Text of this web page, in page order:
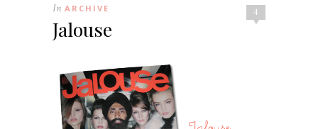
4
In ARCHIVE
Jalouse